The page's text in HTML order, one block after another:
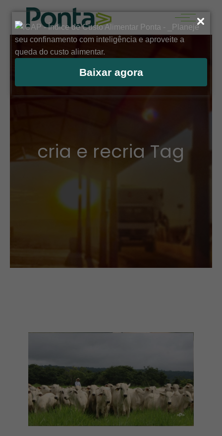
Baixar agora
cria e recria Tag